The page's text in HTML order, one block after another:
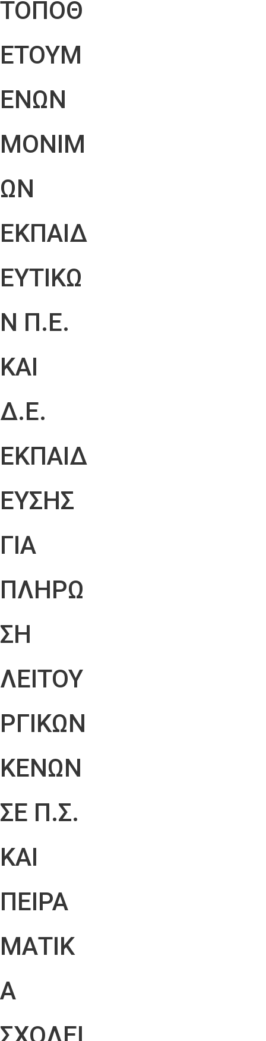
ΤΟΠΟΘ
ΕΤΟΥΜ
ΕΝΩΝ
ΜΟΝΙΜ
ΩΝ
ΕΚΠΑΙΔ
ΕΥΤΙΚΩ
Ν Π.Ε.
ΚΑΙ
Δ.Ε.
ΕΚΠΑΙΔ
ΕΥΣΗΣ
ΓΙΑ
ΠΛΗΡΩ
ΣΗ
ΛΕΙΤΟΥ
ΡΓΙΚΩΝ
ΚΕΝΩΝ
ΣΕ Π.Σ.
ΚΑΙ
ΠΕΙΡΑ
ΜΑΤΙΚ
Α